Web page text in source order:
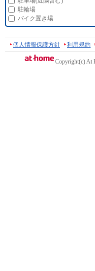
駐輪場
バイク置き場
個人情報保護方針 利用規約
Copyright(c) At